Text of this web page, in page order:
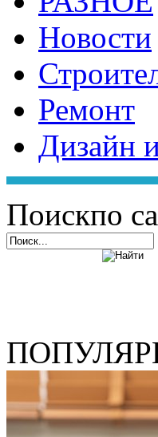
Новости
Ремонт
Дизайн
Поискпо